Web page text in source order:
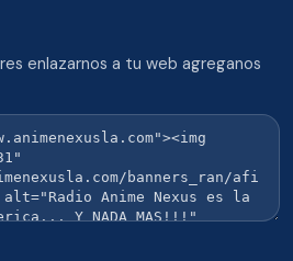
enlazarnos a tu web agreganos